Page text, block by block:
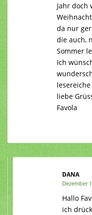
Jahr doch
da nur
die auch,
Sommer
Ich
liebe
Favola
DANA
Dezember
Hallo
ich